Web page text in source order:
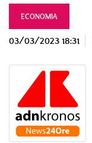
ECONOMIA
03/03/2023 18:31